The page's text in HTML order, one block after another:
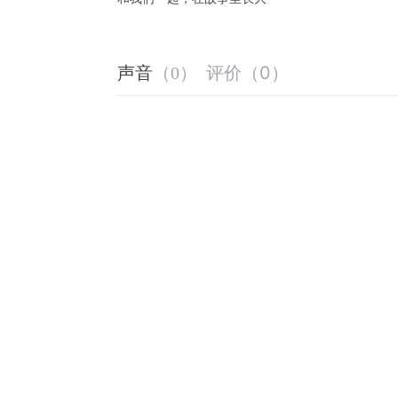
声音 （0） 评价 （0 ）